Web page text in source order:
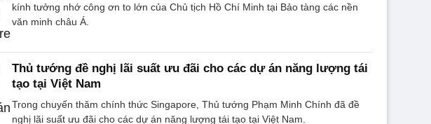
kính tưởng nhớ công ơn to lớn của Chủ tịch Hồ Chí Minh tại Bảo tàng các nền
văn minh châu Á.
Thủ tướng đề nghị lãi suất ưu đãi cho các dự án năng lượng tái
tạo tại Việt Nam
Trong chuyến thăm chính thức Singapore, Thủ tướng Phạm Minh Chính đã đề
nghị lãi suất ưu đãi cho các dự án năng lượng tái tạo tại Việt Nam.